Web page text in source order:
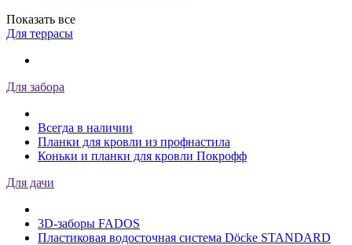
Показать все
Для террасы
Для забора
Всегда в наличии
Планки для кровли из профнастила
Коньки и планки для кровли Покрофф
Для дачи
3D-заборы FADOS
Пластиковая водосточная система Döcke STANDARD